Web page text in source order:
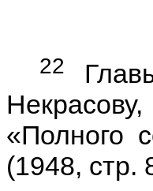
22
«Полного
(1948,